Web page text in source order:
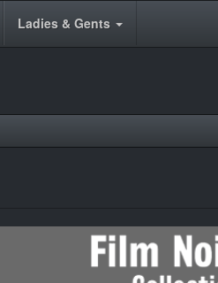
Ladies & Gents